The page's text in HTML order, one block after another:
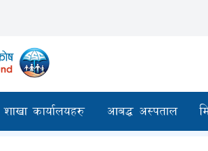
शाखा कार्यालयहरु आबद्ध अस्पताल